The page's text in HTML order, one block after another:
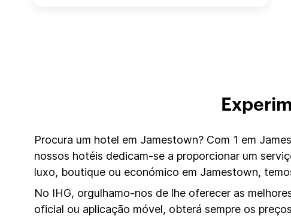
Procura um hotel em Jamestown? Com 1 em
nossos hotéis dedicam-se a proporcionar um
luxo, boutique ou económico em Jamestown,
No IHG, orgulhamo-nos de lhe oferecer as
oficial ou aplicação móvel, obterá sempre os